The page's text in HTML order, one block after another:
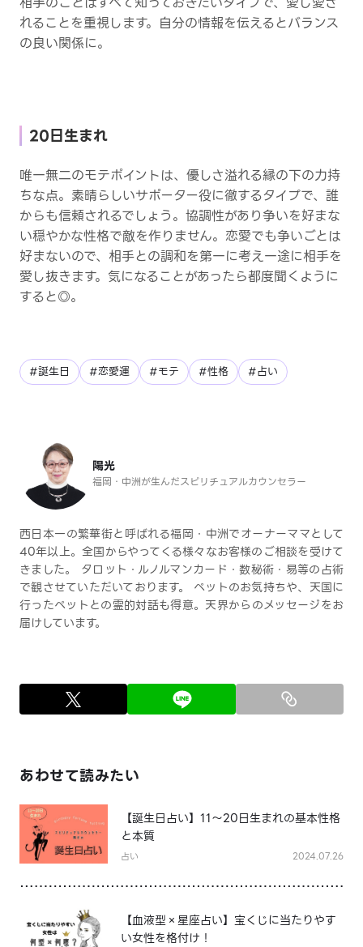
れることを重視します。自分の情報を伝えるとバランス
の良い関係に。
20日生まれ
唯一無二のモテポイントは、優しさ溢れる縁の下の力持
ちな点。素晴らしいサポーター役に徹するタイプで、誰
からも信頼されるでしょう。協調性があり争いを好まな
い穏やかな性格で敵を作りません。恋愛でも争いごとは
好まないので、相手との調和を第一に考え一途に相手を
愛し抜きます。気になることがあったら都度聞くように
すると◎。
#誕生日 #恋愛運 #モテ #性格 #占い
陽光
福岡・中洲が生んだスピリチュアルカウンセラー
西日本一の繁華街と呼ばれる福岡・中洲でオーナーママとして
40年以上。全国からやってくる様々なお客様のご相談を受けて
きました。 タロット・ルノルマンカード・数秘術・易等の占術
で観させていただいております。 ペットのお気持ちや、天国に
行ったペットとの霊的対話も得意。天界からのメッセージをお
届けしています。
あわせて読みたい
【誕生日占い】11～20日生まれの基本性格
と本質
占い 2024.07.26
【血液型×星座占い】宝くじに当たりやす
い女性を格付け！